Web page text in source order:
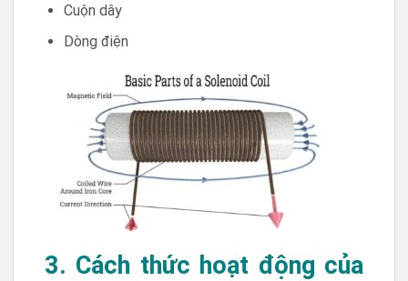
Cuộn dây
Dòng điện
3. Cách thức hoạt động của